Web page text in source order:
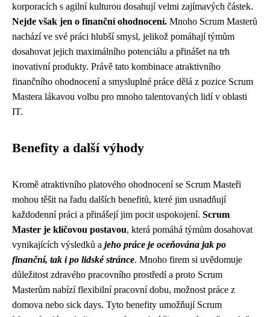
korporacích s agilní kulturou dosahují velmi zajímavých částek.
Nejde však jen o finanční ohodnocení. Mnoho Scrum Masterů
nachází ve své práci hlubší smysl, jelikož pomáhají týmům
dosahovat jejich maximálního potenciálu a přinášet na trh
inovativní produkty. Právě tato kombinace atraktivního
finančního ohodnocení a smysluplné práce dělá z pozice Scrum
Mastera lákavou volbu pro mnoho talentovaných lidí v oblasti
IT.
Benefity a další výhody
Kromě atraktivního platového ohodnocení se Scrum Masteři
mohou těšit na řadu dalších benefitů, které jim usnadňují
každodenní práci a přinášejí jim pocit uspokojení. Scrum
Master je klíčovou postavou, která pomáhá týmům dosahovat
vynikajících výsledků a jeho práce je oceňována jak po
finanční, tak i po lidské stránce. Mnoho firem si uvědomuje
důležitost zdravého pracovního prostředí a proto Scrum
Masterům nabízí flexibilní pracovní dobu, možnost práce z
domova nebo sick days. Tyto benefity umožňují Scrum